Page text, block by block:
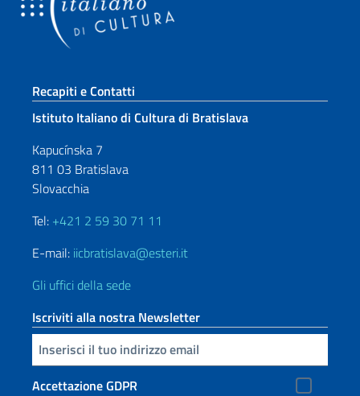
Sezione footer
Recapiti e Contatti
Istituto Italiano di Cultura di Bratislava
Kapucínska 7
811 03 Bratislava
Slovacchia
Tel: +421 2 59 30 71 11
E-mail: iicbratislava@esteri.it
Gli uffici della sede
Iscriviti alla nostra Newsletter
Inserisci la tua email
Accettazione GDPR